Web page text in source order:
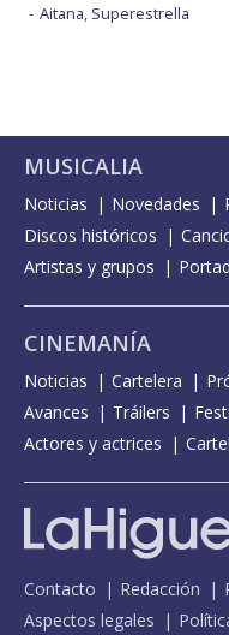
Aitana, Superestrella
MUSICALIA
Noticias Novedades
Discos históricos
Artistas y grupos
CINEMANÍA
Noticias Cartelera
Avances
Tráilers
Actores y actrices
Contacto Redacción
Aspectos legales